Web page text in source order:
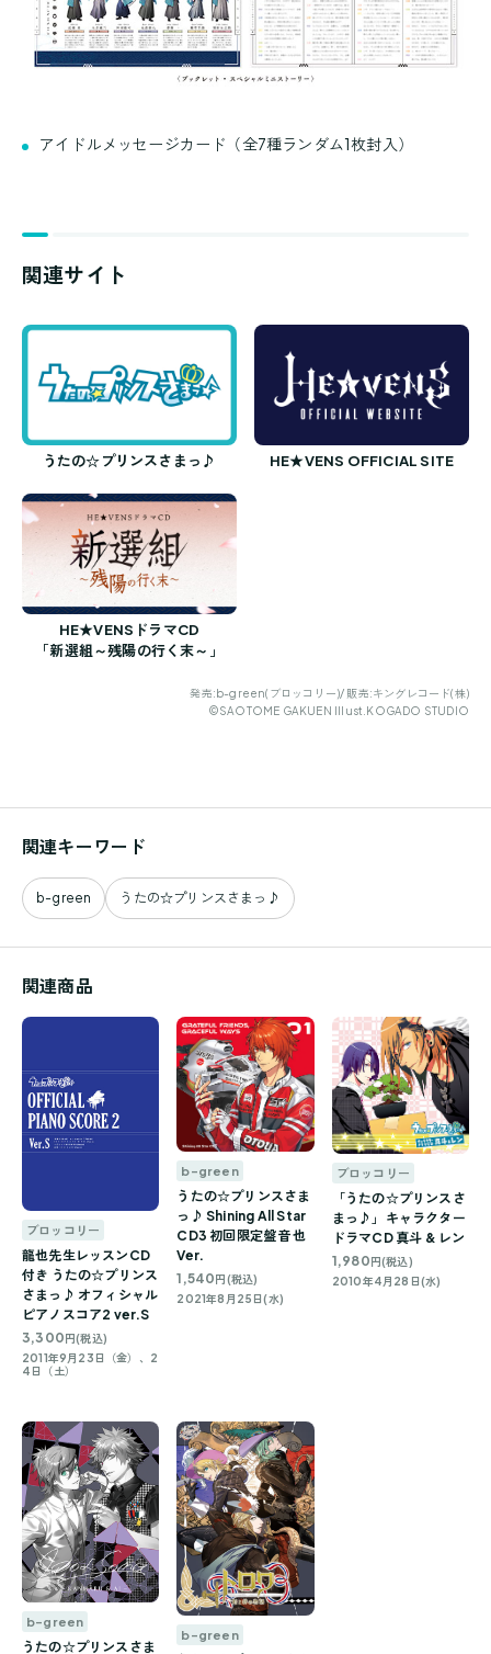
アイドルメッセージカード（全7種ランダム1枚封入）
関連サイト
うたの☆プリンスさまっ♪ HE★VENS OFFICIAL SITE
HE★VENSドラマCD
「新選組～残陽の行く末～」
発売:b-green(ブロッコリー)/ 販売:キングレコード(株)
©SAOTOME GAKUEN Illust.KOGADO STUDIO
関連キーワード
b-green うたの☆プリンスさまっ♪
関連商品
ブロッコリー
龍也先生レッスンCD
付き うたの☆プリンス
さまっ♪ オフィシャル
ピアノスコア2 ver.S
3,300円(税込)
2011年9月23日（金）、2
4日（土）
b-green
うたの☆プリンスさま
っ♪ Shining All Star
CD3 初回限定盤 音也
Ver.
1,540円(税込)
2021年8月25日(水)
ブロッコリー
「うたの☆プリンスさ
まっ♪」キャラクター
ドラマCD 真斗 & レン
1,980円(税込)
2010年4月28日(水)
b-green
うたの☆プリンスさま
b-green